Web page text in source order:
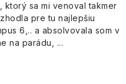
sa mi venoval takmer
pre tu najlepšiu
6,.. a absolvovala som v
na parádu, ...